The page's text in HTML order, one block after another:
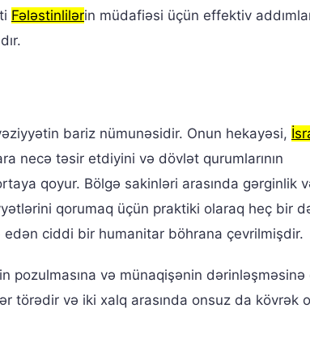
Fələstinlilərin müdafiəsi üçün effektiv
bariz nümunəsidir. Onun hekayəsi,
necə təsir etdiyini və dövlət qurumlarının
qoyur. Bölgə sakinləri arasında gərginlik
qorumaq üçün praktiki olaraq heç bir
ciddi bir humanitar böhrana çevrilmişdir.
və münaqişənin dərinləşməsinə
törədir və iki xalq arasında onsuz da kövrək